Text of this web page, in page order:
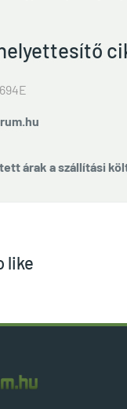
árak a szállítási
like